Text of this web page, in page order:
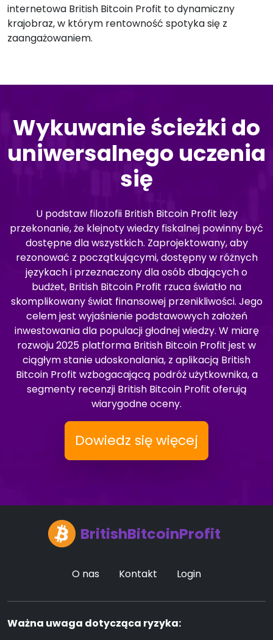
internetowa British Bitcoin Profit to dynamiczny
krajobraz, w którym rentowność spotyka się z
zaangażowaniem.
Wykuwanie ścieżki do
uniwersalnego uczenia
się
U podstaw filozofii British Bitcoin Profit leży
przekonanie, że klejnoty wiedzy fiskalnej powinny być
dostępne dla wszystkich. Zaprojektowany, aby
rezonować z początkującymi, dostępny w różnych
językach i przeznaczony dla osób dbających o
budżet, British Bitcoin Profit rzuca światło na
skomplikowany świat finansowej przenikliwości. Jego
celem jest wyjaśnienie podstawowych założeń
inwestowania dla populacji głodnej wiedzy. W miarę
rozwoju 2025 platforma British Bitcoin Profit jest w
ciągłym stanie udoskonalania, z aplikacją British
Bitcoin Profit wzbogacającą podróż użytkownika, a
segmenty recenzji British Bitcoin Profit oferują
wiarygodne oceny.
Dowiedz się więcej
BritishBitcoinProfit
O nas Kontakt Login
Ważna uwaga dotycząca ryzyka: